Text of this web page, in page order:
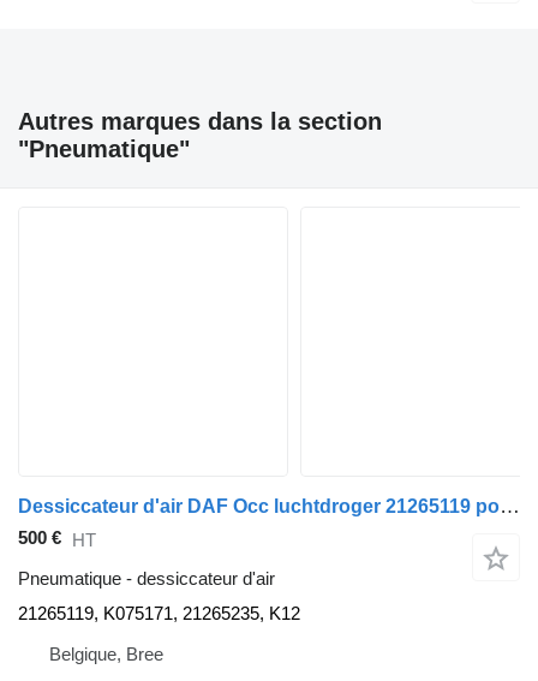
Autres marques dans la section
"Pneumatique"
Dessiccateur d'air DAF Occ luchtdroger 21265119 pour camion
500 € HT
Pneumatique - dessiccateur d'air
21265119, K075171, 21265235, K12
Belgique, Bree